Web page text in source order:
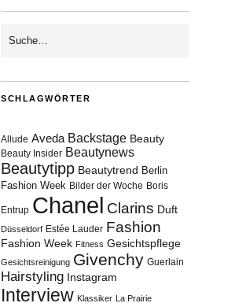
SCHLAGWÖRTER
Allude Aveda Backstage Beauty
Beauty Insider Beautynews
Beautytipp Beautytrend Berlin
Fashion Week Bilder der Woche Boris
Entrup Chanel Clarins Duft
Düsseldorf Estée Lauder Fashion
Fashion Week Fitness Gesichtspflege
Gesichtsreinigung Givenchy Guerlain
Hairstyling Instagram
Interview Klassiker La Prairie